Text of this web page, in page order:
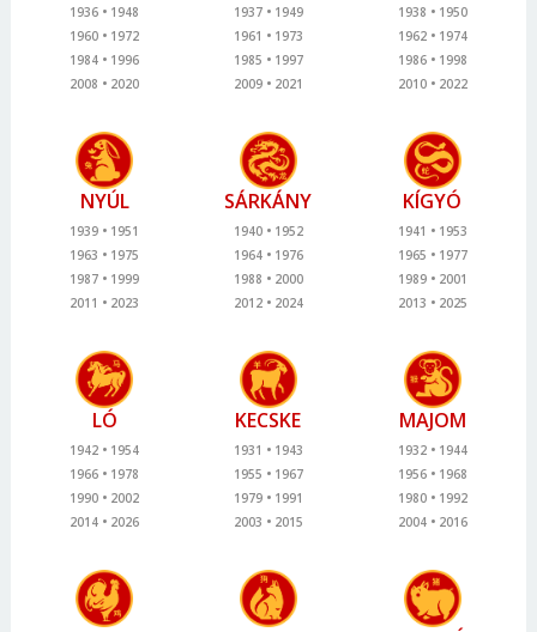
1936
1948
1960
1972
1984
1996
2008
2020
1937
1949
1961
1973
1985
1997
2009
2021
1938
1950
1962
1974
1986
1998
2010
2022
NYÚL
1939
1951
1963
1975
1987
1999
2011
2023
SÁRKÁNY
1940
1952
1964
1976
1988
2000
2012
2024
KÍGYÓ
1941
1953
1965
1977
1989
2001
2013
2025
LÓ
1942
1954
1966
1978
1990
2002
2014
2026
KECSKE
1931
1943
1955
1967
1979
1991
2003
2015
MAJOM
1932
1944
1956
1968
1980
1992
2004
2016